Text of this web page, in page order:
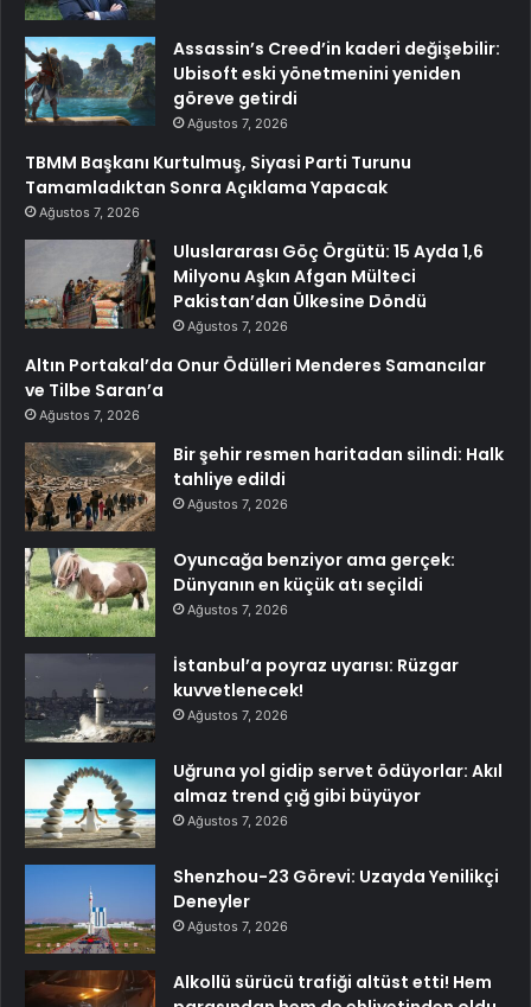
Assassin’s Creed’in kaderi değişebilir:
Ubisoft eski yönetmenini yeniden
göreve getirdi
Ağustos 7, 2026
TBMM Başkanı Kurtulmuş, Siyasi Parti Turunu
Tamamladıktan Sonra Açıklama Yapacak
Ağustos 7, 2026
Uluslararası Göç Örgütü: 15 Ayda 1,6
Milyonu Aşkın Afgan Mülteci
Pakistan’dan Ülkesine Döndü
Ağustos 7, 2026
Altın Portakal’da Onur Ödülleri Menderes Samancılar
ve Tilbe Saran’a
Ağustos 7, 2026
Bir şehir resmen haritadan silindi: Halk
tahliye edildi
Ağustos 7, 2026
Oyuncağa benziyor ama gerçek:
Dünyanın en küçük atı seçildi
Ağustos 7, 2026
İstanbul’a poyraz uyarısı: Rüzgar
kuvvetlenecek!
Ağustos 7, 2026
Uğruna yol gidip servet ödüyorlar: Akıl
almaz trend çığ gibi büyüyor
Ağustos 7, 2026
Shenzhou-23 Görevi: Uzayda Yenilikçi
Deneyler
Ağustos 7, 2026
Alkollü sürücü trafiği altüst etti! Hem